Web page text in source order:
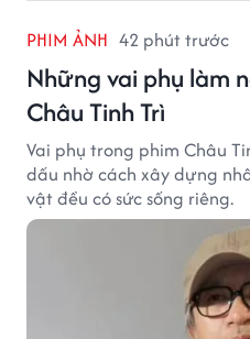
PHIM ẢNH 42 phút trước
Những vai phụ làm
Châu Tinh Trì
Vai phụ trong phim Châu
dấu nhờ cách xây dựng
vật đều có sức sống riêng.